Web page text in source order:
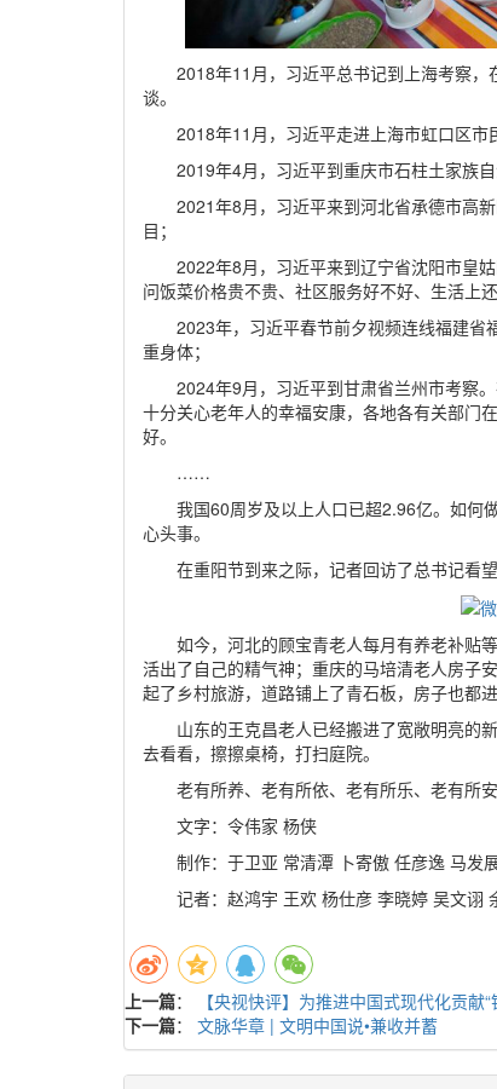
2018年11月，习近平总书记到上海考察
谈。
2018年11月，习近平走进上海市虹口区市
2019年4月，习近平到重庆市石柱土家族
2021年8月，习近平来到河北省承德市高
目；
2022年8月，习近平来到辽宁省沈阳市皇
问饭菜价格贵不贵、社区服务好不好、生活上还
2023年，习近平春节前夕视频连线福建省
重身体；
2024年9月，习近平到甘肃省兰州市考察
十分关心老年人的幸福安康，各地各有关部门
好。
……
我国60周岁及以上人口已超2.96亿。如何
心头事。
在重阳节到来之际，记者回访了总书记看
如今，河北的顾宝青老人每月有养老补贴
活出了自己的精气神；重庆的马培清老人房子
起了乡村旅游，道路铺上了青石板，房子也都进
山东的王克昌老人已经搬进了宽敞明亮的
去看看，擦擦桌椅，打扫庭院。
老有所养、老有所依、老有所乐、老有所
文字：令伟家 杨侠
制作：于卫亚 常清潭 卜寄傲 任彦逸 马发
记者：赵鸿宇 王欢 杨仕彦 李晓婷 吴文诩
上一篇：
【央视快评】为推进中国式现代化贡献“
下一篇： 文脉华章 | 文明中国说•兼收并蓄